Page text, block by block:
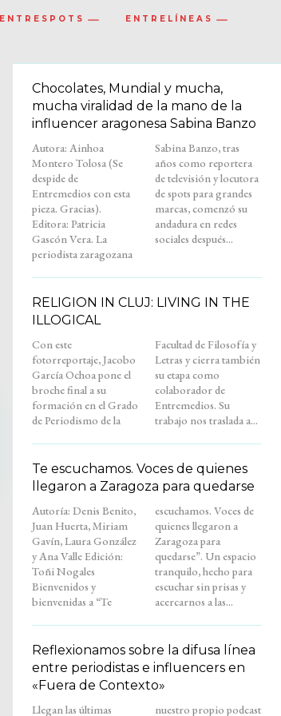
ENTRESPOTS ENTRELÍNEAS
Chocolates, Mundial y mucha,
mucha viralidad de la mano de la
influencer aragonesa Sabina Banzo
Autora: Ainhoa
Montero Tolosa (Se
despide de
Entremedios con esta
pieza. Gracias).
Editora: Patricia
Gascón Vera. La
periodista zaragozana
Sabina Banzo, tras
años como reportera
de televisión y locutora
de spots para grandes
marcas, comenzó su
andadura en redes
sociales después...
RELIGION IN CLUJ: LIVING IN THE
ILLOGICAL
Con este
fotorreportaje, Jacobo
García Ochoa pone el
broche final a su
formación en el Grado
de Periodismo de la
Facultad de Filosofía y
Letras y cierra también
su etapa como
colaborador de
Entremedios. Su
trabajo nos traslada a...
Te escuchamos. Voces de quienes
llegaron a Zaragoza para quedarse
Autoría: Denis Benito,
Juan Huerta, Miriam
Gavín, Laura González
y Ana Valle Edición:
Toñi Nogales
Bienvenidos y
bienvenidas a “Te
escuchamos. Voces de
quienes llegaron a
Zaragoza para
quedarse”. Un espacio
tranquilo, hecho para
escuchar sin prisas y
acercarnos a las...
Reflexionamos sobre la difusa línea
entre periodistas e influencers en
«Fuera de Contexto»
Llegan las últimas
nuestro propio podcast